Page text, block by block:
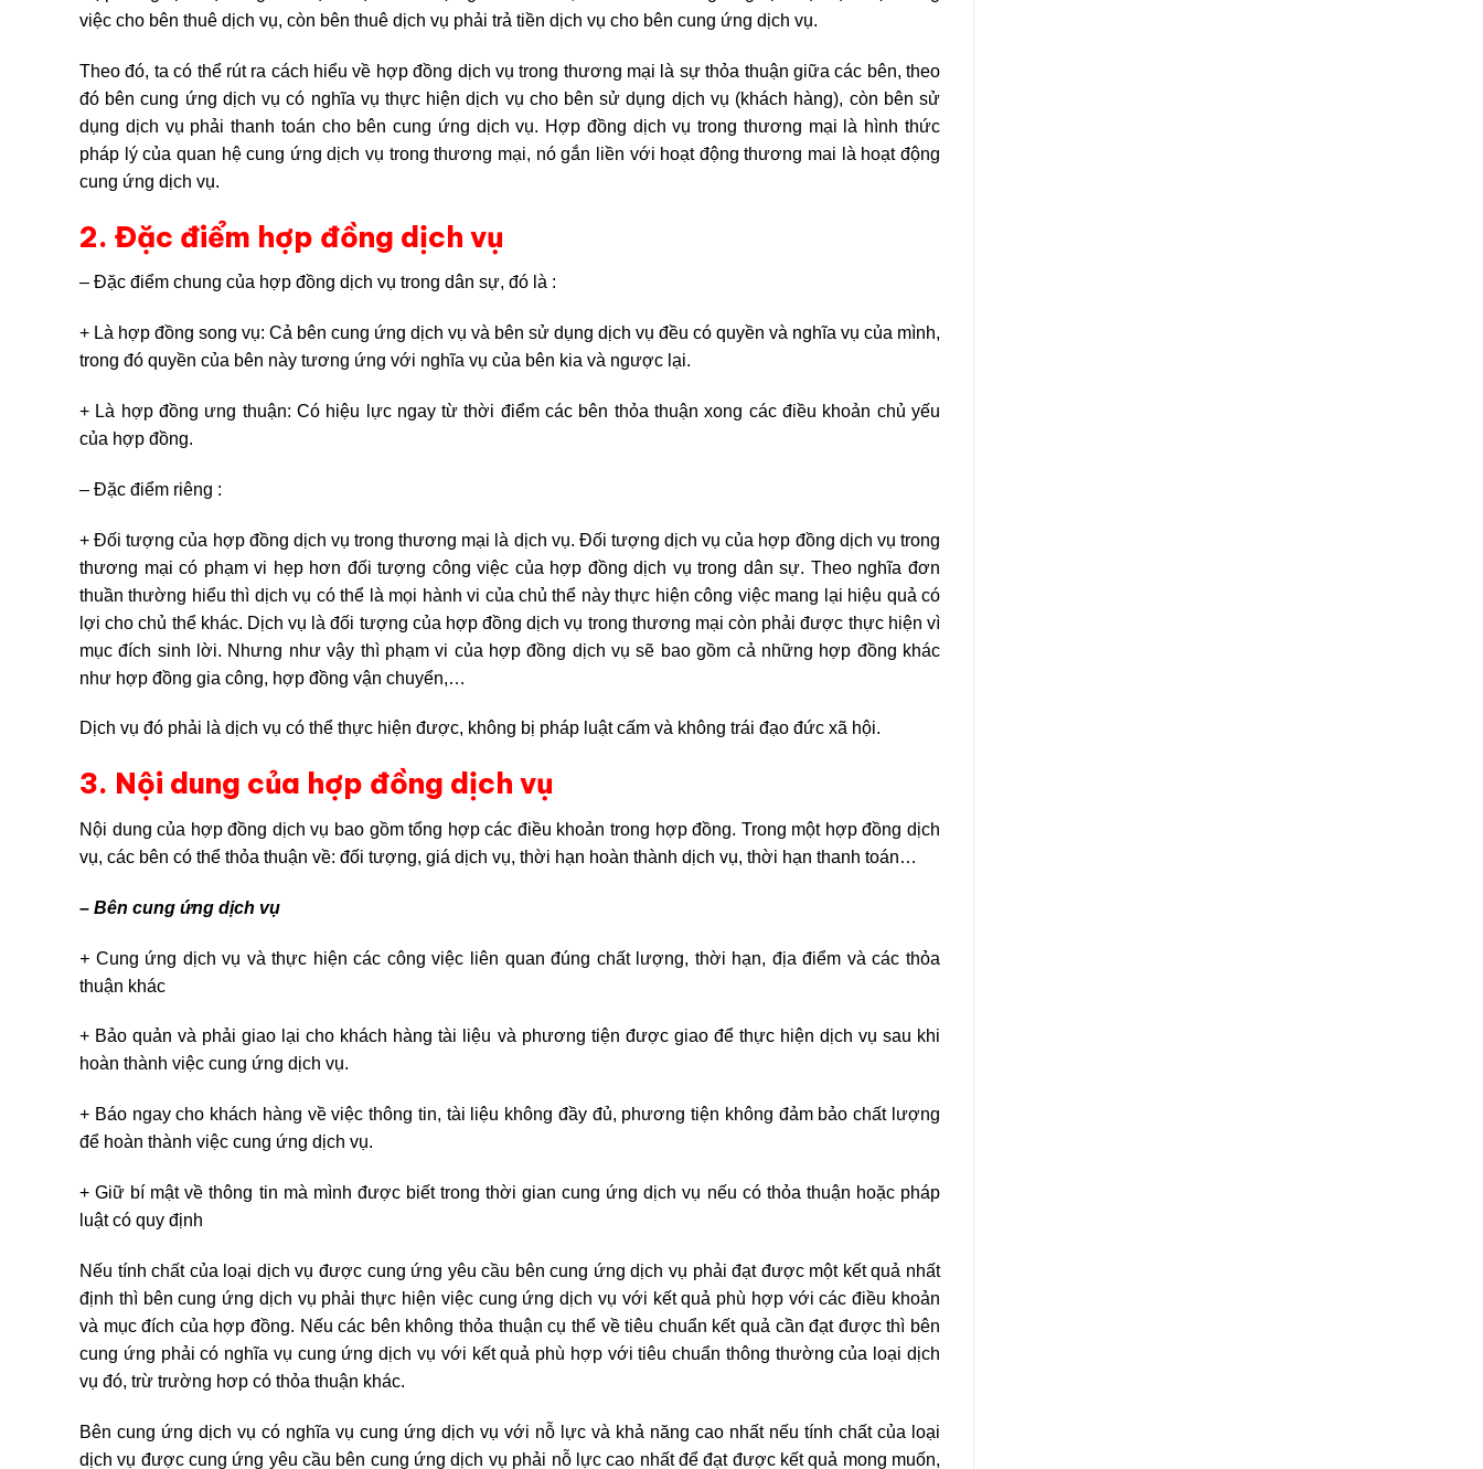
việc cho bên thuê dịch vụ, còn bên thuê dịch vụ phải trả tiền dịch vụ cho bên cung ứng dịch vụ.
Theo đó, ta có thể rút ra cách hiểu về hợp đồng dịch vụ trong thương mại là sự thỏa thuận giữa các bên, theo
đó bên cung ứng dịch vụ có nghĩa vụ thực hiện dịch vụ cho bên sử dụng dịch vụ (khách hàng), còn bên sử
dụng dịch vụ phải thanh toán cho bên cung ứng dịch vụ. Hợp đồng dịch vụ trong thương mại là hình thức
pháp lý của quan hệ cung ứng dịch vụ trong thương mại, nó gắn liền với hoạt động thương mai là hoạt động
cung ứng dịch vụ.
2. Đặc điểm hợp đồng dịch vụ
– Đặc điểm chung của hợp đồng dịch vụ trong dân sự, đó là :
+ Là hợp đồng song vụ: Cả bên cung ứng dịch vụ và bên sử dụng dịch vụ đều có quyền và nghĩa vụ của mình,
trong đó quyền của bên này tương ứng với nghĩa vụ của bên kia và ngược lại.
+ Là hợp đồng ưng thuận: Có hiệu lực ngay từ thời điểm các bên thỏa thuận xong các điều khoản chủ yếu
của hợp đồng.
– Đặc điểm riêng :
+ Đối tượng của hợp đồng dịch vụ trong thương mại là dịch vụ. Đối tượng dịch vụ của hợp đồng dịch vụ trong
thương mại có phạm vi hẹp hơn đối tượng công việc của hợp đồng dịch vụ trong dân sự. Theo nghĩa đơn
thuần thường hiểu thì dịch vụ có thể là mọi hành vi của chủ thể này thực hiện công việc mang lại hiệu quả có
lợi cho chủ thể khác. Dịch vụ là đối tượng của hợp đồng dịch vụ trong thương mại còn phải được thực hiện vì
mục đích sinh lời. Nhưng như vậy thì phạm vi của hợp đồng dịch vụ sẽ bao gồm cả những hợp đồng khác
như hợp đồng gia công, hợp đồng vận chuyển,…
Dịch vụ đó phải là dịch vụ có thể thực hiện được, không bị pháp luật cấm và không trái đạo đức xã hội.
3. Nội dung của hợp đồng dịch vụ
Nội dung của hợp đồng dịch vụ bao gồm tổng hợp các điều khoản trong hợp đồng. Trong một hợp đồng dịch
vụ, các bên có thể thỏa thuận về: đối tượng, giá dịch vụ, thời hạn hoàn thành dịch vụ, thời hạn thanh toán…
– Bên cung ứng dịch vụ
+ Cung ứng dịch vụ và thực hiện các công việc liên quan đúng chất lượng, thời hạn, địa điểm và các thỏa
thuận khác
+ Bảo quản và phải giao lại cho khách hàng tài liệu và phương tiện được giao để thực hiện dịch vụ sau khi
hoàn thành việc cung ứng dịch vụ.
+ Báo ngay cho khách hàng về việc thông tin, tài liệu không đầy đủ, phương tiện không đảm bảo chất lượng
để hoàn thành việc cung ứng dịch vụ.
+ Giữ bí mật về thông tin mà mình được biết trong thời gian cung ứng dịch vụ nếu có thỏa thuận hoặc pháp
luật có quy định
Nếu tính chất của loại dịch vụ được cung ứng yêu cầu bên cung ứng dịch vụ phải đạt được một kết quả nhất
định thì bên cung ứng dịch vụ phải thực hiện việc cung ứng dịch vụ với kết quả phù hợp với các điều khoản
và mục đích của hợp đồng. Nếu các bên không thỏa thuận cụ thể về tiêu chuẩn kết quả cần đạt được thì bên
cung ứng phải có nghĩa vụ cung ứng dịch vụ với kết quả phù hợp với tiêu chuẩn thông thường của loại dịch
vụ đó, trừ trường hơp có thỏa thuận khác.
Bên cung ứng dịch vụ có nghĩa vụ cung ứng dịch vụ với nỗ lực và khả năng cao nhất nếu tính chất của loại
dịch vụ được cung ứng yêu cầu bên cung ứng dịch vụ phải nỗ lực cao nhất để đạt được kết quả mong muốn,